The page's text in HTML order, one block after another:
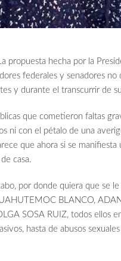
propuesta hecha por la
federales y senadores
y durante el transcurrir de
que cometieron faltas
ni con el pétalo de una
que ahora si se
casa.
por donde quiera que se
BLANCO,
SOSA RUIZ, todos ellos
hasta de abusos